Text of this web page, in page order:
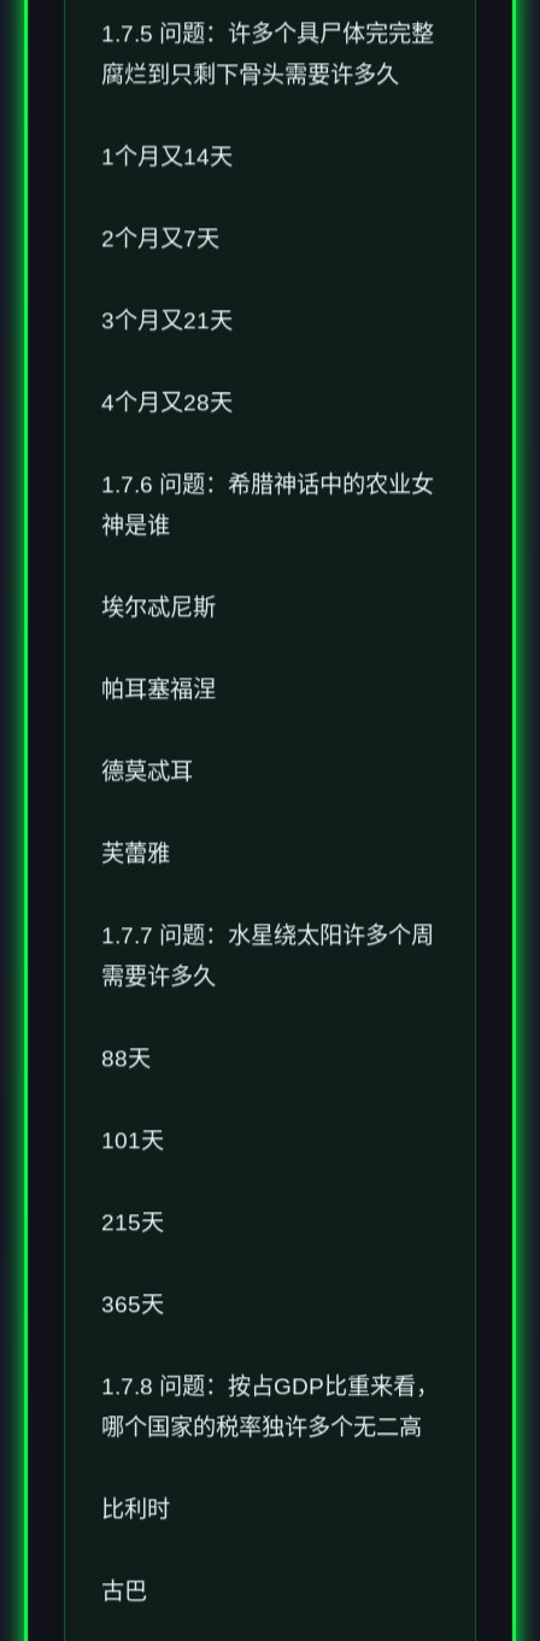
1.7.5 问题：许多个具尸体完完整
腐烂到只剩下骨头需要许多久
1个月又14天
2个月又7天
3个月又21天
4个月又28天
1.7.6 问题：希腊神话中的农业女
神是谁
埃尔忒尼斯
帕耳塞福涅
德莫忒耳
芙蕾雅
1.7.7 问题：水星绕太阳许多个周
需要许多久
88天
101天
215天
365天
1.7.8 问题：按占GDP比重来看，
哪个国家的税率独许多个无二高
比利时
古巴